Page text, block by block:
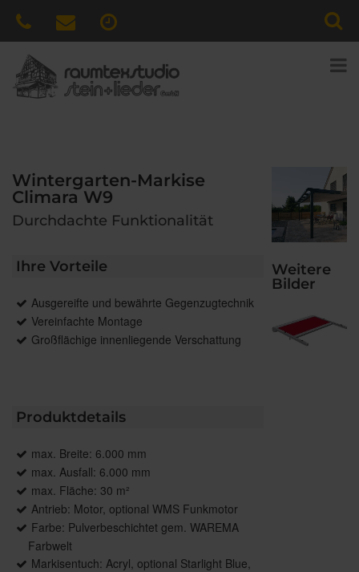
Wintergarten-Markise
Climara W9
Durchdachte Funktionalität
Ihre Vorteile
Ausgereifte und bewährte Gegenzugtechnik
Vereinfachte Montage
Großflächige innenliegende Verschattung
Produktdetails
max. Breite: 6.000 mm
max. Ausfall: 6.000 mm
max. Fläche: 30 m²
Antrieb: Motor, optional WMS Funkmotor
Farbe: Pulverbeschichtet gem. WAREMA
Farbwelt
Markisentuch: Acryl, optional Starlight Blue,
Weitere
Bilder